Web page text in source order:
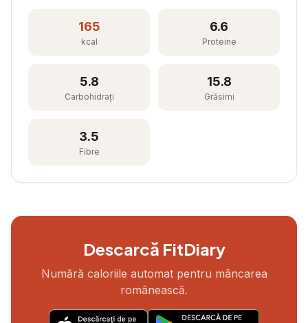
165
kcal
6.6
Proteine
5.8
Carbohidrați
15.8
Grăsimi
3.5
Fibre
Descarcă FitDiary
Numără caloriile automat pentru mâncarea
românească.